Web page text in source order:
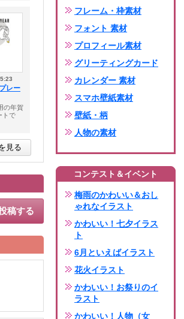
レー
の年賀
トで
見る
稿する
フレーム・枠素材
フォント 素材
プロフィール素材
グリーティングカード
カレンダー 素材
スマホ壁紙素材
壁紙・柄
人物の素材
コンテスト＆イベント
梅雨のかわいい＆おし
ゃれなイラスト
かわいい！七夕イラス
ト
6月といえばイラスト
花火イラスト
かわいい！お祭りのイ
ラスト
かわいい！人物（女